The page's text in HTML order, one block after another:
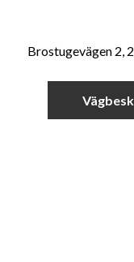
Brostugevägen 2,